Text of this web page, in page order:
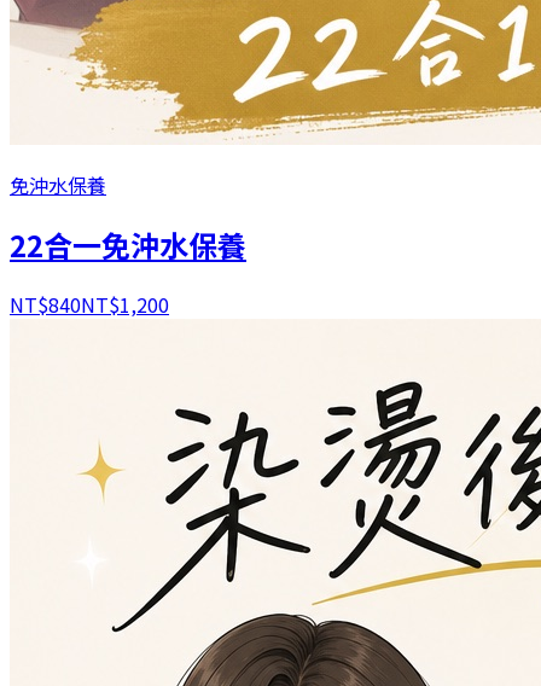
免沖水保養
22合一免沖水保養
NT$840NT$1,200